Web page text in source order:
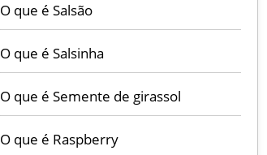
O que é Salsão
O que é Salsinha
O que é Semente de girassol
O que é Raspberry